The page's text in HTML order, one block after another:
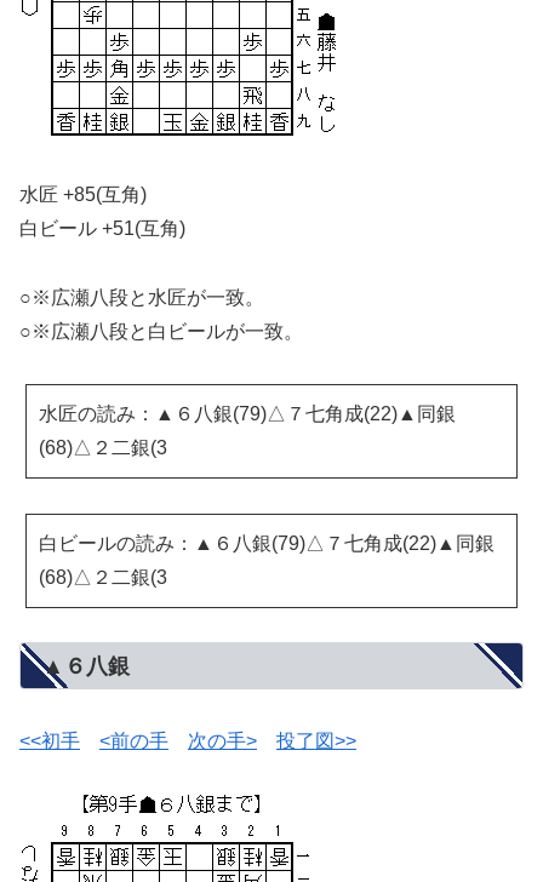
水匠 +85(互角)
白ビール +51(互角)
○※広瀬八段と水匠が一致。
○※広瀬八段と白ビールが一致。
水匠の読み：▲６八銀(79)△７七角成(22)▲同銀
(68)△２二銀(3
白ビールの読み：▲６八銀(79)△７七角成(22)▲同銀
(68)△２二銀(3
▲６八銀
<<初手 <前の手 次の手> 投了図>>